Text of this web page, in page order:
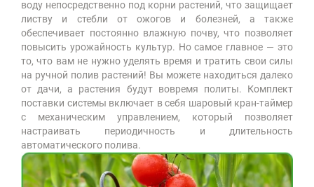
воду непосредственно под корни растений, что защищает
листву и стебли от ожогов и болезней, а также
обеспечивает постоянно влажную почву, что позволяет
повысить урожайность культур. Но самое главное — это
то, что вам не нужно уделять время и тратить свои силы
на ручной полив растений! Вы можете находиться далеко
от дачи, а растения будут вовремя политы. Комплект
поставки системы включает в себя шаровый кран-таймер
с механическим управлением, который позволяет
настраивать периодичность и длительность
автоматического полива.